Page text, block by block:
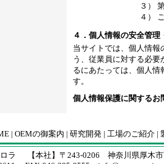
３）
４）
４．個人情報の安全管理
当サイトでは、個人情
う、従業員に対する必
るにあたっては、個人
す。
個人情報保護に関する
| OEMの御案内 | 研究開発 | 工場のご紹介 |
ロラ 【本社】〒243-0206 神奈川県厚木市